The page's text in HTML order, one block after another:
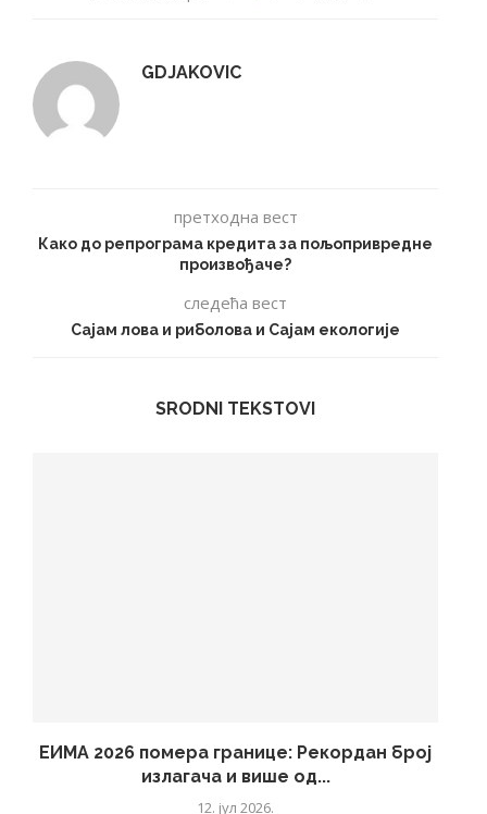
GDJAKOVIC
претходна вест
Како до репрограма кредита за пољопривредне
произвођаче?
следећа вест
Сајам лова и риболова и Сајам екологије
SRODNI TEKSTOVI
ЕИМА 2026 помера границе: Рекордан број
излагача и више од...
12. јул 2026.